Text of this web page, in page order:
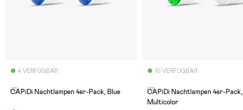
4 VERFÜGBAR
(0)
CAPiDi Nachtlampen 4er-Pack, Blue
10 VERFÜGBAR
(0)
CAPiDi Nachtlampen 4er-Pack,
Multicolor